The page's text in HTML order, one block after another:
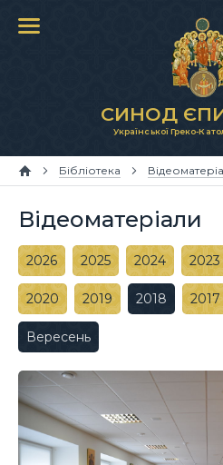
СИНОД
Української Греко-
Бібліотека
Відеоматеріали
2026 2025 2024 2023
2020 2019 2018 2017
Вересень